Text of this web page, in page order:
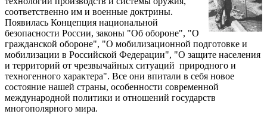
соответственно им и военные доктрины.
Появилась Концепция национальной
безопасности России, законы "Об обороне", "О
гражданской обороне", "О мобилизационной подготовке и
мобилизации в Российской Федерации", "О защите населения
и территорий от чрезвычайных ситуаций природного и
техногенного характера". Все они впитали в себя новое
состояние нашей страны, особенности современной
международной политики и отношений государств
многополярного мира.